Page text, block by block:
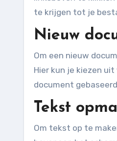
te krijgen tot je
Nieuw
Om een nieuw
Hier kun je kiezen
document
Tekst
Om tekst op te